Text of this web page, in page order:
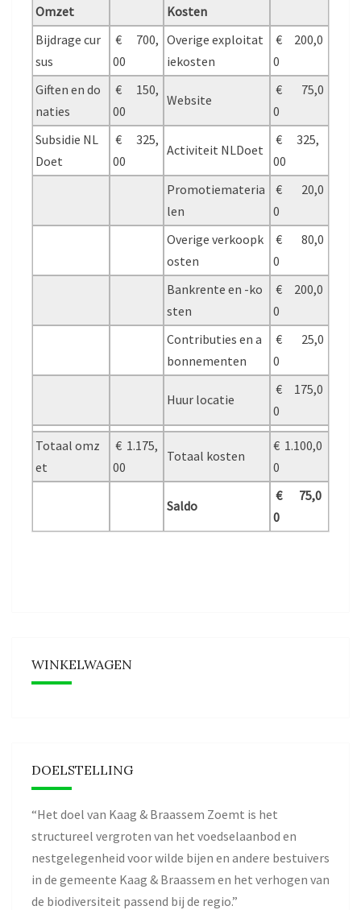
Omzet
Kosten
Bijdrage cur
sus
€ 700,
00
Overige exploitat
iekosten
€ 200,0
0
Giften en do
naties
€ 150,
00
Website
€ 75,0
0
Subsidie NL
Doet
€ 325,
00
Activiteit NLDoet
€ 325,
00
Promotiemateria
len
€ 20,0
0
Overige verkoopk
osten
€ 80,0
0
Bankrente en -ko
sten
€ 200,0
0
Contributies en a
bonnementen
€ 25,0
0
Huur locatie
€ 175,0
0
Totaal omz
et
€ 1.175,
00
Totaal kosten
€ 1.100,0
0
Saldo
€ 75,0
0
WINKELWAGEN
DOELSTELLING
“Het doel van Kaag & Braassem Zoemt is het
structureel vergroten van het voedselaanbod en
nestgelegenheid voor wilde bijen en andere bestuivers
in de gemeente Kaag & Braassem en het verhogen van
de biodiversiteit passend bij de regio.”